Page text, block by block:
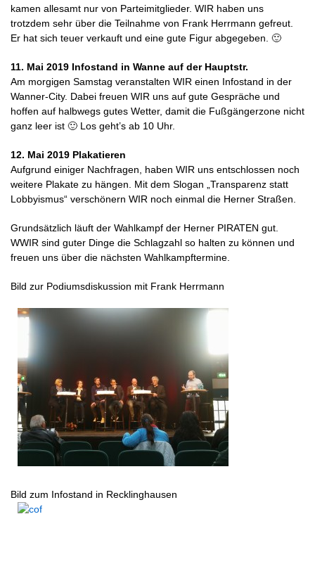
kamen allesamt nur von Parteimitglieder. WIR haben uns
trotzdem sehr über die Teilnahme von Frank Herrmann gefreut.
Er hat sich teuer verkauft und eine gute Figur abgegeben. 🙂
11. Mai 2019 Infostand in Wanne auf der Hauptstr.
Am morgigen Samstag veranstalten WIR einen Infostand in der
Wanner-City. Dabei freuen WIR uns auf gute Gespräche und
hoffen auf halbwegs gutes Wetter, damit die Fußgängerzone nicht
ganz leer ist 🙂 Los geht’s ab 10 Uhr.
12. Mai 2019 Plakatieren
Aufgrund einiger Nachfragen, haben WIR uns entschlossen noch
weitere Plakate zu hängen. Mit dem Slogan „Transparenz statt
Lobbyismus“ verschönern WIR noch einmal die Herner Straßen.
Grundsätzlich läuft der Wahlkampf der Herner PIRATEN gut.
WWIR sind guter Dinge die Schlagzahl so halten zu können und
freuen uns über die nächsten Wahlkampftermine.
Bild zur Podiumsdiskussion mit Frank Herrmann
Bild zum Infostand in Recklinghausen